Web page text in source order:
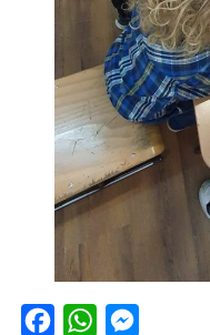
FacebookWhatsApp